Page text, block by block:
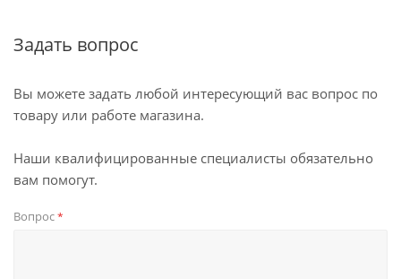
Задать вопрос
Вы можете задать любой интересующий вас вопрос по
товару или работе магазина.
Наши квалифицированные специалисты обязательно
вам помогут.
Вопрос*